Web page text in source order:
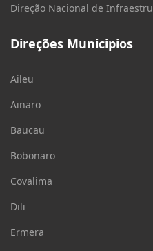
Direção Nacional de
Direções Municipios
Aileu
Ainaro
Baucau
Bobonaro
Covalima
Dili
Ermera